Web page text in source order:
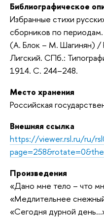
Библиографическое
Избранные стихи
сборников по
(А. Блок – М. Шагинян) /
Лигский. СПб.:
1914. С. 244–248.
Место хранения
Российская
Внешняя ссылка
https://viewer.rsl.ru/ru/
Произведения
«Дано мне тело – что
«Медлительнее
«Сегодня дурной